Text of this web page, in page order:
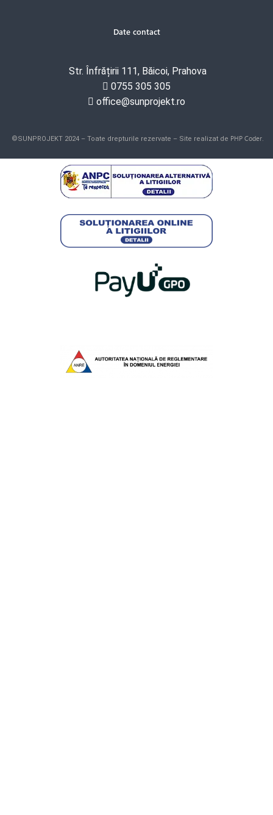
Date contact
Str. Înfrățirii 111, Băicoi, Prahova
0755 305 305
office@sunprojekt.ro
©SUNPROJEKT 2024 – Toate drepturile rezervate – Site realizat de PHP Coder.